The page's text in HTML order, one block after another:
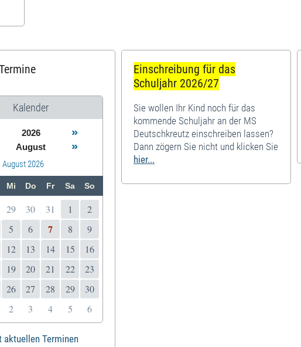
Kalender
2026
»
August »
August 2026
Mi Do Fr Sa So
29 30 31 1
2
5 6 7 8
9
12 13 14 15
16
19 20 21 22
23
26 27 28 29
30
2 3 4 5 6
aktuellen Terminen
Einschreibung für das
Schuljahr 2026/27
Sie wollen Ihr Kind noch für das
kommende Schuljahr an der MS
Deutschkreutz einschreiben lassen?
Dann zögern Sie nicht und klicken Sie
hier...